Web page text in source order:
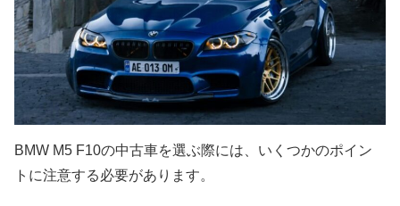
BMW M5 F10の中古車を選ぶ際には、いくつかのポイン
トに注意する必要があります。